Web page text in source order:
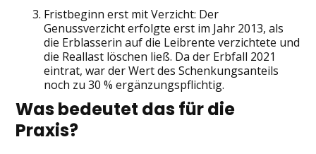
Fristbeginn erst mit Verzicht: Der
Genussverzicht erfolgte erst im Jahr 2013, als
die Erblasserin auf die Leibrente verzichtete und
die Reallast löschen ließ. Da der Erbfall 2021
eintrat, war der Wert des Schenkungsanteils
noch zu 30 % ergänzungspflichtig.
Was bedeutet das für die
Praxis?